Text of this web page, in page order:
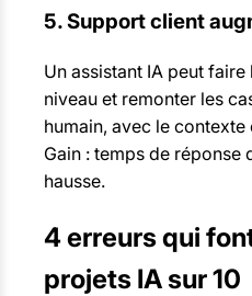
5. Support client
Un assistant IA peut faire
niveau et remonter les
humain, avec le
Gain : temps de réponse
hausse.
4 erreurs qui
projets IA sur 10